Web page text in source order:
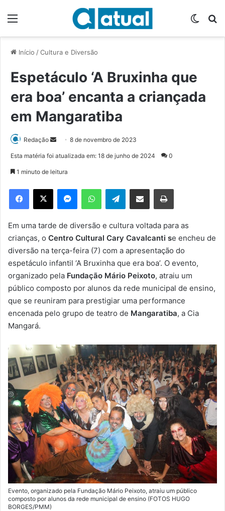
Início /Cultura e Diversão
Espetáculo ‘A Bruxinha que
era boa’ encanta a criançada
em Mangaratiba
Redação
d
e
m
e
-
m
a
8 de novembro de 2023
Esta matéria foi atualizada em: 18 de junho de 2024 0
1 minuto de leitura
Telegram
Em uma tarde de diversão e cultura voltada para as
crianças, o Centro Cultural Cary Cavalcanti se encheu de
diversão na terça-feira (7) com a apresentação do
espetáculo infantil ‘A Bruxinha que era boa’. O evento,
organizado pela Fundação Mário Peixoto, atraiu um
público composto por alunos da rede municipal de ensino,
que se reuniram para prestigiar uma performance
encenada pelo grupo de teatro de Mangaratiba, a Cia
Mangará.
Evento, organizado pela Fundação Mário Peixoto, atraiu um público
composto por alunos da rede municipal de ensino (FOTOS HUGO
BORGES/PMM)